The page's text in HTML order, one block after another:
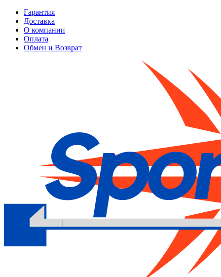
Гарантия
Доставка
О компании
Оплата
Обмен и Возврат